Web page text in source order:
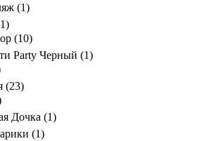
(1)
1)
(10)
Party Черный (1)
(23)
Дочка (1)
(1)